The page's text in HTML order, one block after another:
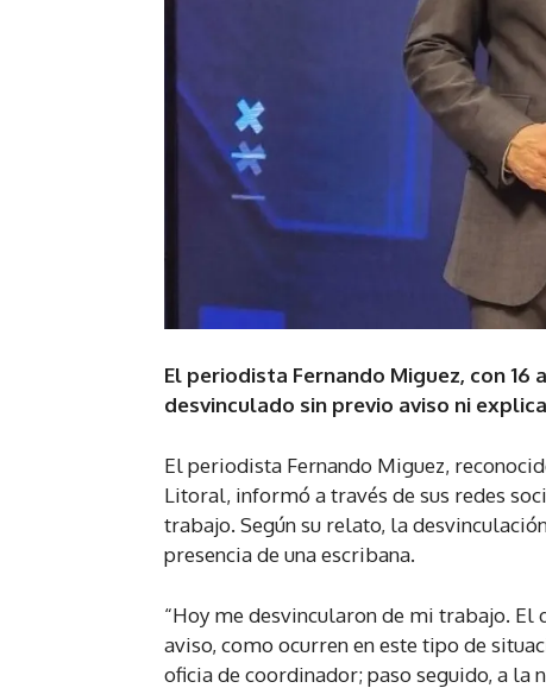
El periodista Fernando Miguez, con
desvinculado sin previo aviso ni
El periodista Fernando Miguez,
Litoral, informó a través de sus redes
trabajo. Según su relato, la
presencia de una escribana.
“Hoy me desvincularon de mi trabajo. El
aviso, como ocurren en este tipo de
oficia de coordinador; paso seguido, a la